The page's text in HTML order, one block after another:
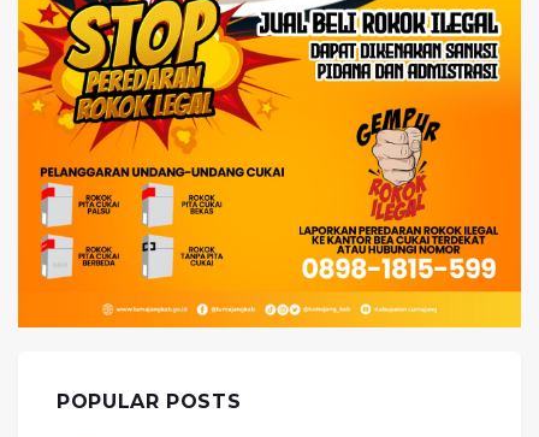
POPULAR POSTS